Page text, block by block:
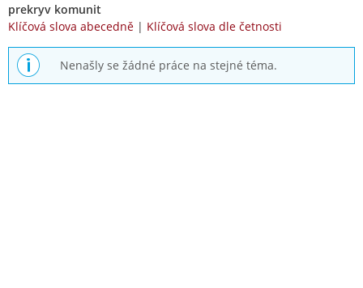
prekryv komunit
Klíčová slova abecedně | Klíčová slova dle četnosti
Nenašly se žádné práce na stejné téma.